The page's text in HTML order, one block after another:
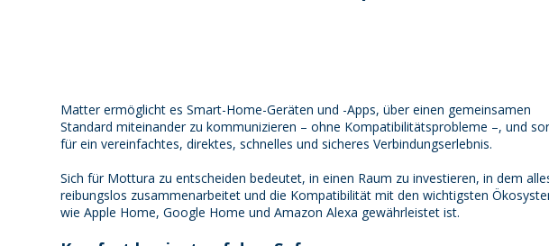
Matter ermöglicht es Smart-Home-Geräten und -Apps, über einen gemeinsamen
Standard miteinander zu kommunizieren – ohne Kompatibilitätsprobleme –, und
für ein vereinfachtes, direktes, schnelles und sicheres Verbindungserlebnis.
Sich für Mottura zu entscheiden bedeutet, in einen Raum zu investieren, in dem
reibungslos zusammenarbeitet und die Kompatibilität mit den wichtigsten
wie Apple Home, Google Home und Amazon Alexa gewährleistet ist.